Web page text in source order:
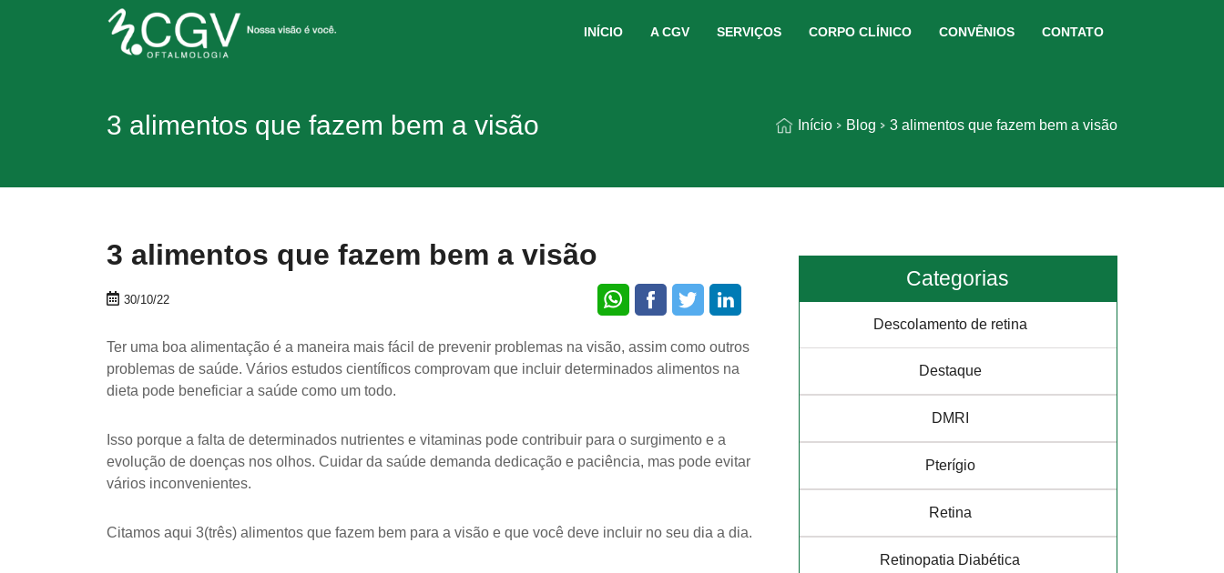
INÍCIO A CGV SERVIÇOS CORPO CLÍNICO CONVÊNIOS CONTATO
3 alimentos que fazem bem a visão Início Blog 3 alimentos que fazem bem a visão
3 alimentos que fazem bem a visão
30/10/22
Ter uma boa alimentação é a maneira mais fácil de prevenir problemas na visão, assim como outros
problemas de saúde. Vários estudos científicos comprovam que incluir determinados alimentos na
dieta pode beneficiar a saúde como um todo.
Isso porque a falta de determinados nutrientes e vitaminas pode contribuir para o surgimento e a
evolução de doenças nos olhos. Cuidar da saúde demanda dedicação e paciência, mas pode evitar
vários inconvenientes.
Citamos aqui 3(três) alimentos que fazem bem para a visão e que você deve incluir no seu dia a dia.
Categorias
Descolamento de retina
Destaque
DMRI
Pterígio
Retina
Retinopatia Diabética